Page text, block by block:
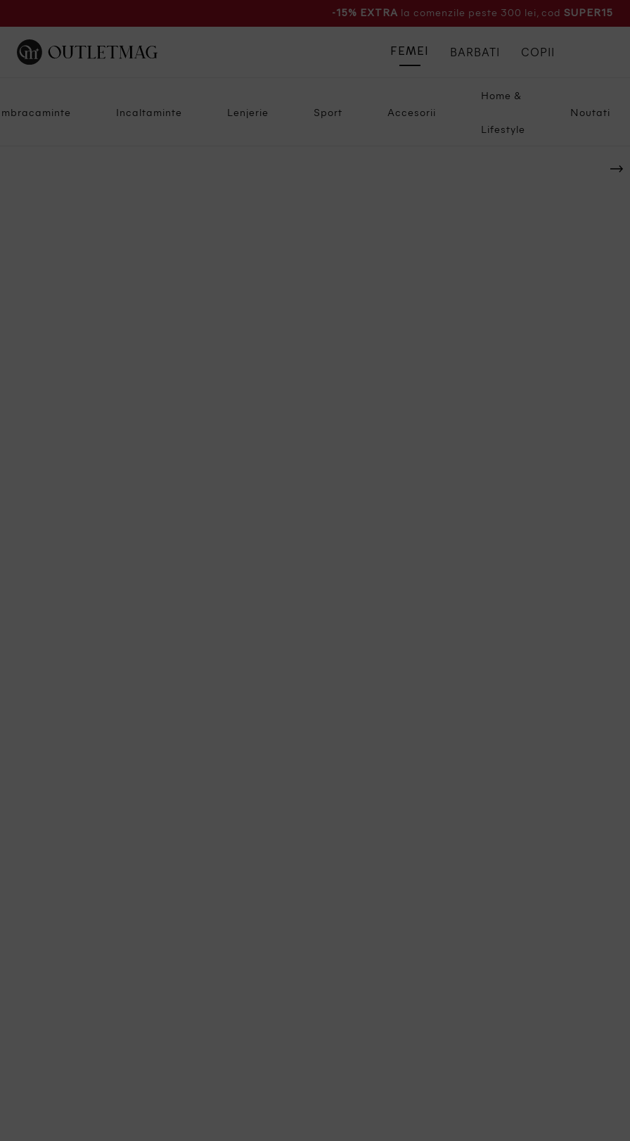
-15% EXTRA la comenzile peste 300 lei, cod SUPER15
Incaltaminte Lenjerie Sport Accesorii
Home &
Lifestyle
Noutati
FEMEI BARBATI COPII